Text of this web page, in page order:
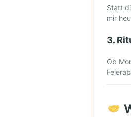
Z
U
A
M
E
E
Statt
mir
3.
Ob